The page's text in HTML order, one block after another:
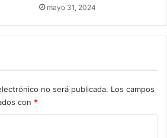
mayo 31, 2024
no será publicada. Los campos
con *